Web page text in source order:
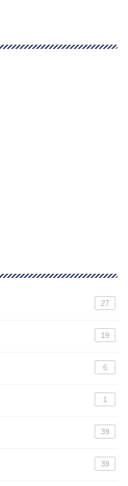
27
19
6
1
39
39